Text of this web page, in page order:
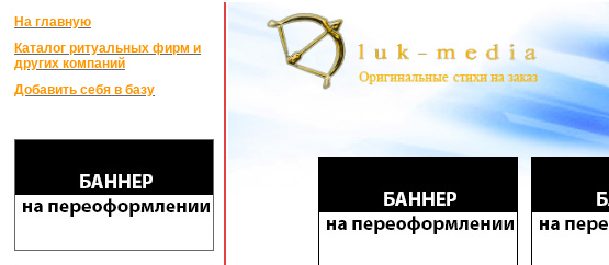
На главную
Каталог ритуальных фирм и
других компаний
Добавить себя в базу